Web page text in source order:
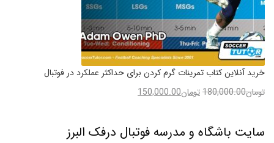
خرید آنلاین کتاب تمرینات گرم کردن برای حداکثر عملکرد در فوتبال
تومان180,000.00تومان150,000.00
سایت باشگاه و مدرسه فوتبال درفک البرز